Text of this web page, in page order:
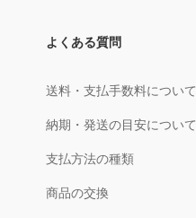
よくある質問
送料・支払手数料について
納期・発送の目安について
支払方法の種類
商品の交換